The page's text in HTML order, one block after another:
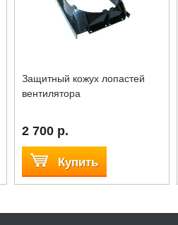
Защитный кожух лопастей
вентилятора
2 700 р.
Купить